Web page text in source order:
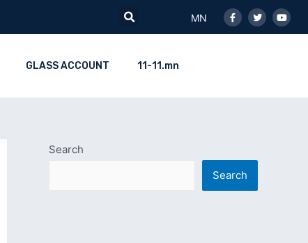
Search
MN
f
GLASS ACCOUNT 11-11.mn
Search
Search